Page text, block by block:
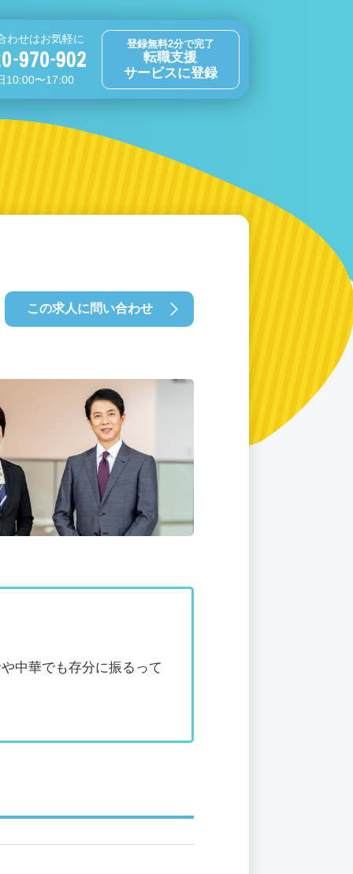
わせはお気軽に
10:00〜17:00
登録無料2分で完了
転職支援
サービスに登録
この求人に問い合わせ
中華でも存分に振るって